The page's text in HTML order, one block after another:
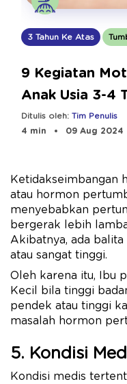
3 Tahun Ke Atas
9 Kegiatan
Anak Usia 3-4
Manfaatnya
Ditulis oleh: Tim Penulis
4 min
09 Aug 2024
Ketidakseimbangan
atau hormon
menyebabkan
bergerak lebih
Akibatnya, ada
atau sangat tinggi.
Oleh karena itu, Ibu
Kecil bila tinggi
pendek atau tinggi
masalah hormon
5. Kondisi
Kondisi medis